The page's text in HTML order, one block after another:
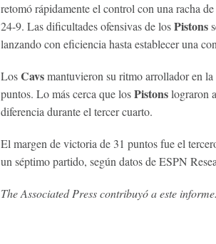
retomó rápidamente el control con una racha de
24-9. Las dificultades ofensivas de losPistons
lanzando con eficiencia hasta establecer una
LosCavsmantuvieron su ritmo arrollador en la
puntos. Lo más cerca que losPistonslograron
diferencia durante el tercer cuarto.
El margen de victoria de 31 puntos fue el
un séptimo partido, según datos de ESPN
The Associated Press contribuyó a este informe.